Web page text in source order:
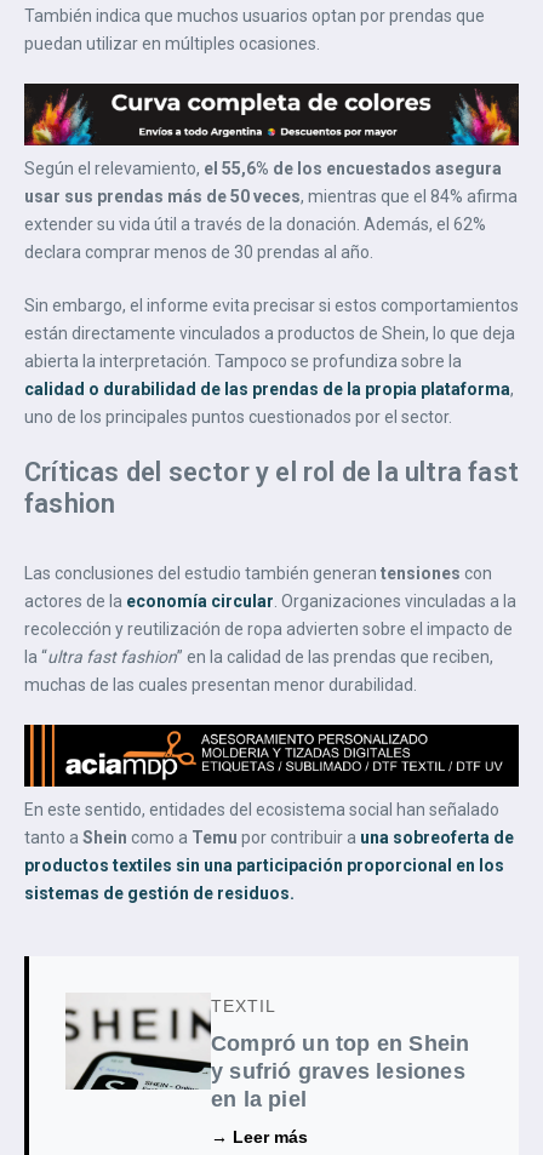
También indica que muchos usuarios optan por prendas que
puedan utilizar en múltiples ocasiones.
Según el relevamiento, el 55,6% de los encuestados asegura
usar sus prendas más de 50 veces, mientras que el 84% afirma
extender su vida útil a través de la donación. Además, el 62%
declara comprar menos de 30 prendas al año.
Sin embargo, el informe evita precisar si estos comportamientos
están directamente vinculados a productos de Shein, lo que deja
abierta la interpretación. Tampoco se profundiza sobre la
calidad o durabilidad de las prendas de la propia plataforma,
uno de los principales puntos cuestionados por el sector.
Críticas del sector y el rol de la ultra fast
fashion
Las conclusiones del estudio también generan tensiones con
actores de la economía circular . Organizaciones vinculadas a la
recolección y reutilización de ropa advierten sobre el impacto de
la “ultra fast fashion” en la calidad de las prendas que reciben,
muchas de las cuales presentan menor durabilidad.
En este sentido, entidades del ecosistema social han señalado
tanto a Shein como a Temu por contribuir a una sobreoferta de
productos textiles sin una participación proporcional en los
sistemas de gestión de residuos.
TEXTIL
Compró un top en Shein
y sufrió graves lesiones
en la piel
→ Leer más